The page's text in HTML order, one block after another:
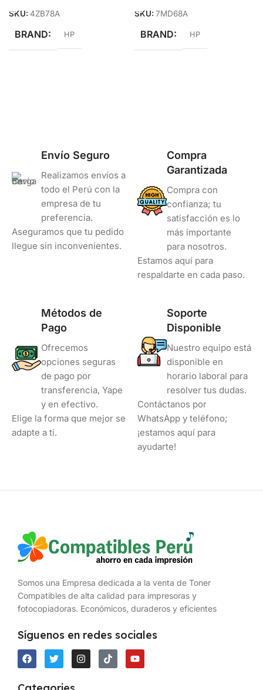
SKU: 4ZB78A
BRAND HP
SKU: 7MD68A
BRAND HP
Envío Seguro
Realizamos envíos a
todo el Perú con la
empresa de tu
preferencia.
Aseguramos que tu pedido
llegue sin inconvenientes.
Compra
Garantizada
Compra con
confianza; tu
satisfacción es lo
más importante
para nosotros.
Estamos aquí para
respaldarte en cada paso.
Métodos de
Pago
Ofrecemos
opciones seguras
de pago por
transferencia, Yape
y en efectivo.
Elige la forma que mejor se
adapte a ti.
Soporte
Disponible
Nuestro equipo está
disponible en
horario laboral para
resolver tus dudas.
Contáctanos por
WhatsApp y teléfono;
¡estamos aquí para
ayudarte!
Somos una Empresa dedicada a la venta de Toner
Compatibles de alta calidad para impresoras y
fotocopiadoras. Económicos, duraderos y eficientes
Síguenos en redes sociales